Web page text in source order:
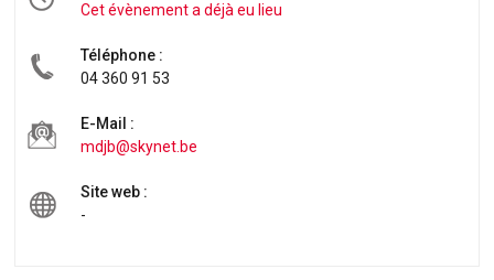
Cet évènement a déjà eu lieu
Téléphone :
04 360 91 53
E-Mail :
mdjb@skynet.be
Site web :
-